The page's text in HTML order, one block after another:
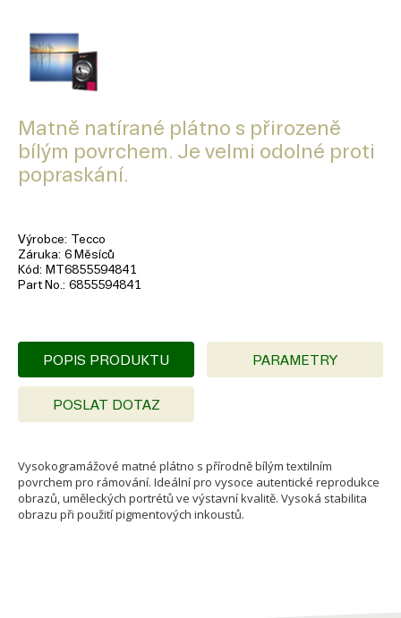
Matně natírané plátno s přirozeně
bílým povrchem. Je velmi odolné proti
popraskání.
Výrobce Tecco
Záruka 6 Měsíců
Kód
MT6855594841
Part No. 6855594841
POPIS PRODUKTU PARAMETRY
POSLAT DOTAZ
Vysokogramážové matné plátno s přírodně bílým textilním
povrchem pro rámování. Ideální pro vysoce autentické reprodukce
obrazů, uměleckých portrétů ve výstavní kvalitě. Vysoká stabilita
obrazu při použití pigmentových inkoustů.